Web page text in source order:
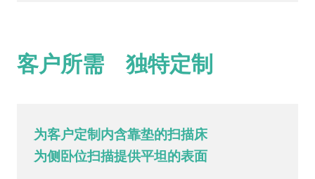
客户所需 独特定制
为客户定制内含靠垫的扫描床
为侧卧位扫描提供平坦的表面